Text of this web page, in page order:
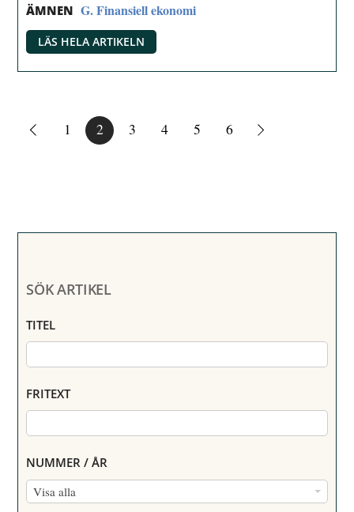
ÄMNEN G. Finansiell ekonomi
LÄS HELA ARTIKELN
1 2 3 4 5 6
SÖK ARTIKEL
TITEL
FRITEXT
NUMMER / ÅR
Visa alla
N